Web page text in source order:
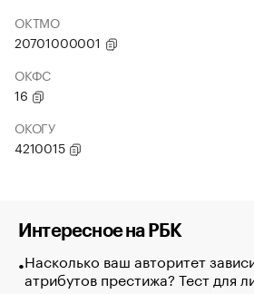
ОКТМО
20701000001
ОКФС
16
ОКОГУ
4210015
Интересное на РБК
Насколько ваш авторитет
атрибутов престижа? Тест для